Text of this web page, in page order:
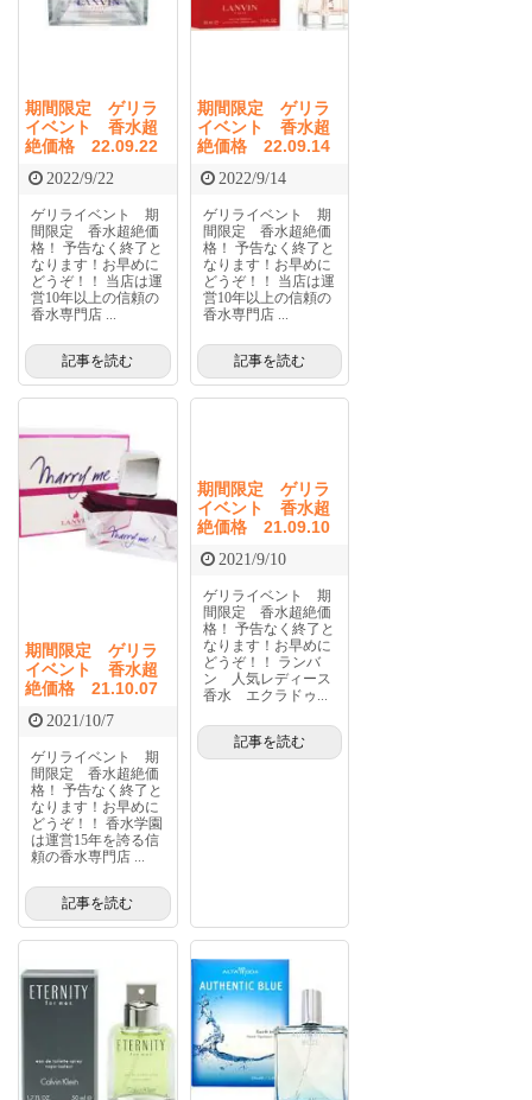
期間限定 ゲリラ
イベント 香水超
絶価格 22.09.22
2022/9/22
ゲリライベント 期
間限定 香水超絶価
格！ 予告なく終了と
なります！お早めに
どうぞ！！ 当店は運
営10年以上の信頼の
香水専門店 ...
記事を読む
期間限定 ゲリラ
イベント 香水超
絶価格 22.09.14
2022/9/14
ゲリライベント 期
間限定 香水超絶価
格！ 予告なく終了と
なります！お早めに
どうぞ！！ 当店は運
営10年以上の信頼の
香水専門店 ...
記事を読む
期間限定 ゲリラ
イベント 香水超
絶価格 21.10.07
2021/10/7
ゲリライベント 期
間限定 香水超絶価
格！ 予告なく終了と
なります！お早めに
どうぞ！！ 香水学園
は運営15年を誇る信
頼の香水専門店 ...
記事を読む
期間限定 ゲリラ
イベント 香水超
絶価格 21.09.10
2021/9/10
ゲリライベント 期
間限定 香水超絶価
格！ 予告なく終了と
なります！お早めに
どうぞ！！ ランバ
ン 人気レディース
香水 エクラドゥ...
記事を読む